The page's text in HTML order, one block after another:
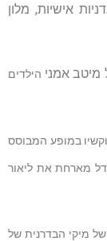
אישיות, מלון
מיטב אמני הילדים
וקשיו במופע המבוסס
מארחת את ליאור
של מיקי הבדרנית של